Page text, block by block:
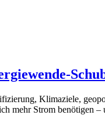
Klimaziele,
mehr Strom benötigen